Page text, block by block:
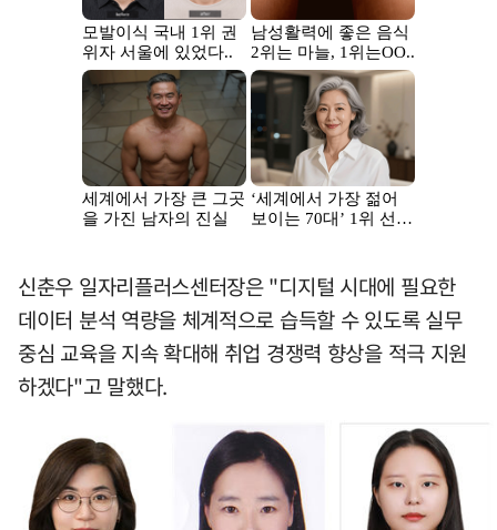
신춘우 일자리플러스센터장은 "디지털 시대에 필요한
데이터 분석 역량을 체계적으로 습득할 수 있도록 실무
중심 교육을 지속 확대해 취업 경쟁력 향상을 적극 지원
하겠다"고 말했다.